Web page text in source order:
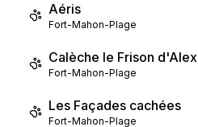
Aéris
Fort-Mahon-Plage
Calèche le Frison d'Alex
Fort-Mahon-Plage
Les Façades cachées
Fort-Mahon-Plage